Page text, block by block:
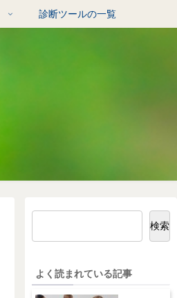
診断ツールの一覧
検索
よく読まれている記事